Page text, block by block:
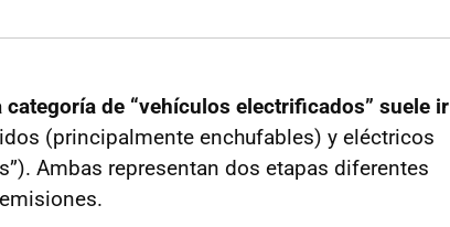
categoría de “vehículos electrificados” suele ir
(principalmente enchufables) y eléctricos
Ambas representan dos etapas diferentes